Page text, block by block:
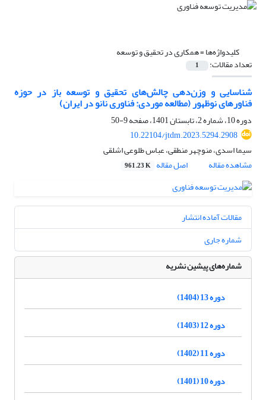
کلیدواژه‌ها =همکاری در تحقیق و توسعه
تعداد مقالات: 1
شناسایی و وزن‌دهی چالش‌های تحقیق ‌و‌ توسعه باز در حوزه
فناورهای نوظهور (مطالعه موردی: فناوری نانو در ایران)
دوره 10، شماره 2، تابستان 1401، صفحه
9-50
10.22104/jtdm.2023.5294.2908
سیما اسدی، منوچهر منطقی، عباس طلوعی اشلقی
مشاهده مقاله
اصل مقاله 961.23 K
مقالات آماده انتشار
شماره جاری
شماره‌های پیشین نشریه
دوره 13 (1404)
دوره 12 (1403)
دوره 11 (1402)
دوره 10 (1401)